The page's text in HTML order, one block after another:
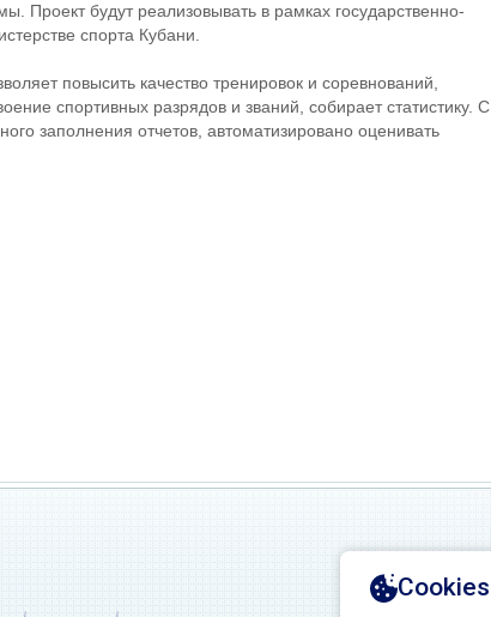
Проект будут реализовывать в рамках государственно-
спорта Кубани.
повысить качество тренировок и соревнований,
спортивных разрядов и званий, собирает статистику. С
заполнения отчетов, автоматизировано оценивать